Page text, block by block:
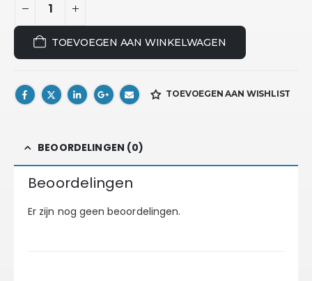
TOEVOEGEN AAN WINKELWAGEN
TOEVOEGEN AAN WISHLIST
BEOORDELINGEN (0)
Beoordelingen
Er zijn nog geen beoordelingen.